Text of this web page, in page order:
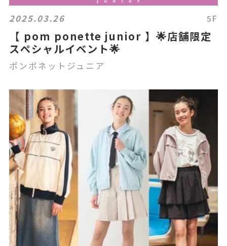
2025.03.26 5F
【 pom ponette junior 】🌟店舗限定
スペシャルイベント🌟
ポンポネットジュニア